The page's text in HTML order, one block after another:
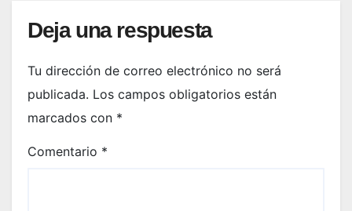
Deja una respuesta
Tu dirección de correo electrónico no será
publicada. Los campos obligatorios están
marcados con *
Comentario *